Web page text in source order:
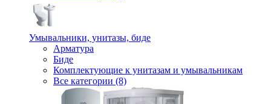
Умывальники, унитазы, биде
Арматура
Биде
Комплектующие к унитазам и умывальникам
Все категории (8)